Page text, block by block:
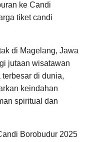
ke Candi
tiket candi
di Magelang, Jawa
jutaan wisatawan
di dunia,
keindahan
spiritual dan
Borobudur 2025